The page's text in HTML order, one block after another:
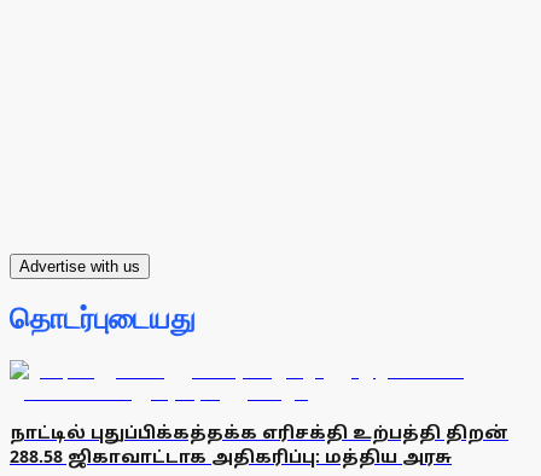
Advertise with us
தொடர்புடையது
நாட்டில் புதுப்பிக்கத்தக்க எரிசக்தி உற்பத்தி திறன்
288.58 ஜிகாவாட்டாக அதிகரிப்பு: மத்திய அரசு